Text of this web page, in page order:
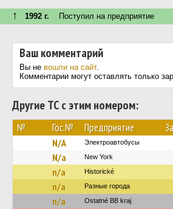
↑ 1992 г. Поступил на предприятие
Ваш комментарий
Вы не вошли на сайт.
Комментарии могут оставлять только
Другие ТС с этим номером:
№ Гос.№ Предприятие
N/A Электроавтобусы
N/a New York‎‎‎‎‎‎‎
n/a Historické
n/a Разные города
n/a Ostatné BB kraj